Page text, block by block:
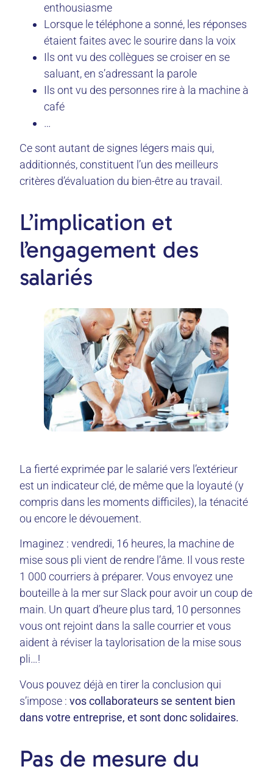
enthousiasme
Lorsque le téléphone a sonné, les réponses
étaient faites avec le sourire dans la voix
Ils ont vu des collègues se croiser en se
saluant, en s’adressant la parole
Ils ont vu des personnes rire à la machine à
café
…
Ce sont autant de signes légers mais qui,
additionnés, constituent l’un des meilleurs
critères d’évaluation du bien-être au travail.
L’implication et
l’engagement des
salariés
La fierté exprimée par le salarié vers l’extérieur
est un indicateur clé, de même que la loyauté (y
compris dans les moments difficiles), la ténacité
ou encore le dévouement.
Imaginez : vendredi, 16 heures, la machine de
mise sous pli vient de rendre l’âme. Il vous reste
1 000 courriers à préparer. Vous envoyez une
bouteille à la mer sur Slack pour avoir un coup de
main. Un quart d’heure plus tard, 10 personnes
vous ont rejoint dans la salle courrier et vous
aident à réviser la taylorisation de la mise sous
pli…!
Vous pouvez déjà en tirer la conclusion qui
s’impose :vos collaborateurs se sentent bien
dans votre entreprise, et sont donc solidaires.
Pas de mesure du